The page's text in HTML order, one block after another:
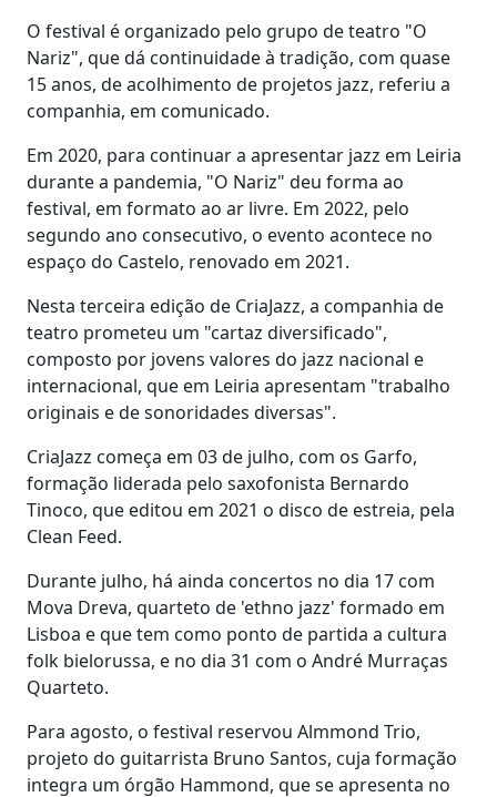
O festival é organizado pelo grupo de teatro "O
Nariz", que dá continuidade à tradição, com quase
15 anos, de acolhimento de projetos jazz, referiu a
companhia, em comunicado.
Em 2020, para continuar a apresentar jazz em Leiria
durante a pandemia, "O Nariz" deu forma ao
festival, em formato ao ar livre. Em 2022, pelo
segundo ano consecutivo, o evento acontece no
espaço do Castelo, renovado em 2021.
Nesta terceira edição de CriaJazz, a companhia de
teatro prometeu um "cartaz diversificado",
composto por jovens valores do jazz nacional e
internacional, que em Leiria apresentam "trabalho
originais e de sonoridades diversas".
CriaJazz começa em 03 de julho, com os Garfo,
formação liderada pelo saxofonista Bernardo
Tinoco, que editou em 2021 o disco de estreia, pela
Clean Feed.
Durante julho, há ainda concertos no dia 17 com
Mova Dreva, quarteto de 'ethno jazz' formado em
Lisboa e que tem como ponto de partida a cultura
folk bielorussa, e no dia 31 com o André Murraças
Quarteto.
Para agosto, o festival reservou Almmond Trio,
projeto do guitarrista Bruno Santos, cuja formação
integra um órgão Hammond, que se apresenta no